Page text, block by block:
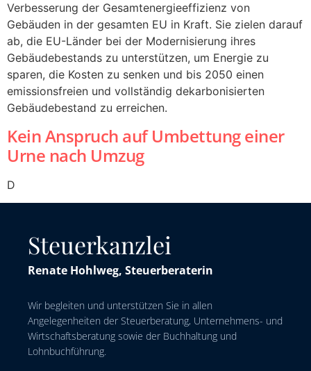
Verbesserung der Gesamtenergieeffizienz von
Gebäuden in der gesamten EU in Kraft. Sie zielen darauf
ab, die EU-Länder bei der Modernisierung ihres
Gebäudebestands zu unterstützen, um Energie zu
sparen, die Kosten zu senken und bis 2050 einen
emissionsfreien und vollständig dekarbonisierten
Gebäudebestand zu erreichen.
Kein Anspruch auf Umbettung einer
Urne nach Umzug
D
Steuerkanzlei
Renate Hohlweg, Steuerberaterin
Wir begleiten und unterstützen Sie in allen
Angelegenheiten der Steuerberatung, Unternehmens- und
Wirtschaftsberatung sowie der Buchhaltung und
Lohnbuchführung.